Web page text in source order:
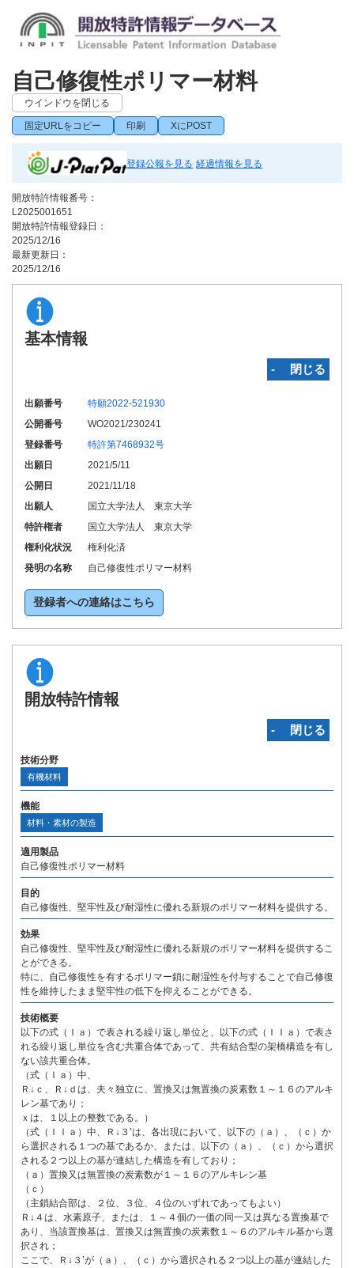
自己修復性ポリマー材料
ウインドウを閉じる
固定URLをコピー 印刷 XにPOST
登録公報を見る 経過情報を見る
開放特許情報番号：
L2025001651
開放特許情報登録日：
2025/12/16
最新更新日：
2025/12/16
基本情報
‐ 閉じる
出願番号
特願2022-521930
公開番号
WO2021/230241
登録番号
特許第7468932号
出願日
2021/5/11
公開日
2021/11/18
出願人
国立大学法人 東京大学
特許権者
国立大学法人 東京大学
権利化状況
権利化済
発明の名称
自己修復性ポリマー材料
登録者への連絡はこちら
開放特許情報
‐ 閉じる
技術分野
有機材料
機能
材料・素材の製造
適用製品
自己修復性ポリマー材料
目的
自己修復性、堅牢性及び耐湿性に優れる新規のポリマー材料を提供する。
効果
自己修復性、堅牢性及び耐湿性に優れる新規のポリマー材料を提供するこ
とができる。
特に、自己修復性を有するポリマー鎖に耐湿性を付与することで自己修復
性を維持したまま堅牢性の低下を抑えることができる。
技術概要
以下の式（Ｉａ）で表される繰り返し単位と、以下の式（ＩＩａ）で表さ
れる繰り返し単位を含む共重合体であって、共有結合型の架橋構造を有し
ない該共重合体。
（式（Ｉａ）中、
Ｒ↓ｃ、Ｒ↓ｄは、夫々独立に、置換又は無置換の炭素数１～１６のアルキ
レン基であり；
ｘは、１以上の整数である。）
（式（ＩＩａ）中、Ｒ↓３’は、各出現において、以下の（ａ）、（ｃ）か
ら選択される１つの基であるか、または、以下の（ａ）、（ｃ）から選択
される２つ以上の基が連結した構造を有しており；
（ａ）置換又は無置換の炭素数が１～１６のアルキレン基
（ｃ）
（主鎖結合部は、２位、３位、４位のいずれであってもよい）
Ｒ↓４は、水素原子、または、１～４個の一価の同一又は異なる置換基で
あり、当該置換基は、置換又は無置換の炭素数１～６のアルキル基から選
択され；
ここで、Ｒ↓３’が（ａ）、（ｃ）から選択される２つ以上の基が連結した